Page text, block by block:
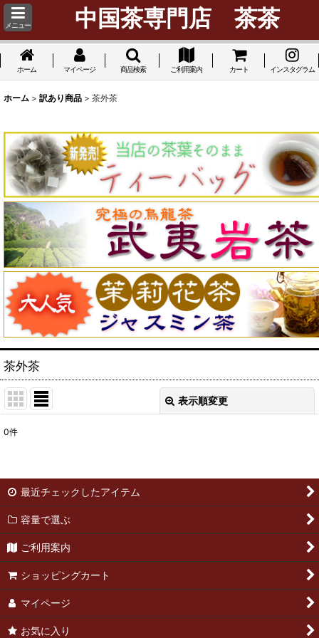
メニュー 中国茶専門店 茶茶
ホーム マイページ 商品検索 ご利用案内 カート インスタグラム
ホーム > 訳あり商品 > 茶外茶
茶外茶
表示順変更
並び順:
0件
最近チェックしたアイテム
容量で選ぶ
ご利用案内
ショッピングカート
マイページ
お気に入り